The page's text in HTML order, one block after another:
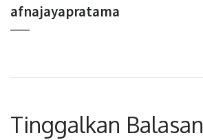
afnajayapratama
Tinggalkan Balasan